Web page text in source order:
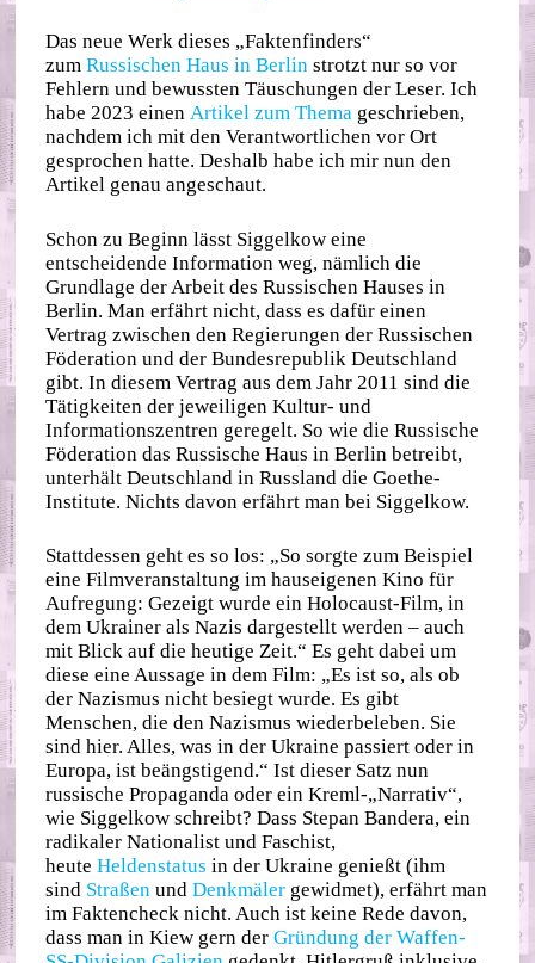
Das neue Werk dieses „Faktenfinders“
zumRussischen Haus in Berlin strotzt nur so vor
Fehlern und bewussten Täuschungen der Leser. Ich
habe 2023 einenArtikel zum Thema geschrieben,
nachdem ich mit den Verantwortlichen vor Ort
gesprochen hatte. Deshalb habe ich mir nun den
Artikel genau angeschaut.
Schon zu Beginn lässt Siggelkow eine
entscheidende Information weg, nämlich die
Grundlage der Arbeit des Russischen Hauses in
Berlin. Man erfährt nicht, dass es dafür einen
Vertrag zwischen den Regierungen der Russischen
Föderation und der Bundesrepublik Deutschland
gibt. In diesem Vertrag aus dem Jahr 2011 sind die
Tätigkeiten der jeweiligen Kultur- und
Informationszentren geregelt. So wie die Russische
Föderation das Russische Haus in Berlin betreibt,
unterhält Deutschland in Russland die Goethe-
Institute. Nichts davon erfährt man bei Siggelkow.
Stattdessen geht es so los: „So sorgte zum Beispiel
eine Filmveranstaltung im hauseigenen Kino für
Aufregung: Gezeigt wurde ein Holocaust-Film, in
dem Ukrainer als Nazis dargestellt werden – auch
mit Blick auf die heutige Zeit.“ Es geht dabei um
diese eine Aussage in dem Film: „Es ist so, als ob
der Nazismus nicht besiegt wurde. Es gibt
Menschen, die den Nazismus wiederbeleben. Sie
sind hier. Alles, was in der Ukraine passiert oder in
Europa, ist beängstigend.“ Ist dieser Satz nun
russische Propaganda oder ein Kreml-„Narrativ“,
wie Siggelkow schreibt? Dass Stepan Bandera, ein
radikaler Nationalist und Faschist,
heuteHeldenstatus in der Ukraine genießt (ihm
sind Straßen undDenkmäler gewidmet), erfährt man
im Faktencheck nicht. Auch ist keine Rede davon,
dass man in Kiew gern derGründung der Waffen-